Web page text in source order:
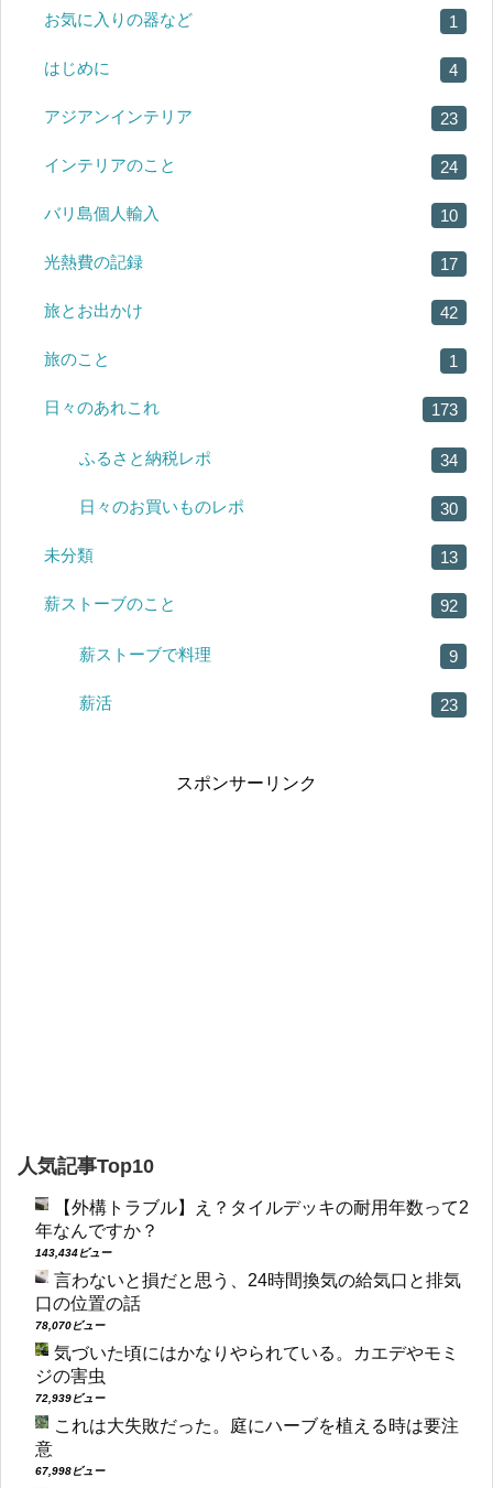
お気に入りの器など 1
はじめに 4
アジアンインテリア 23
インテリアのこと 24
バリ島個人輸入 10
光熱費の記録 17
旅とお出かけ 42
旅のこと 1
日々のあれこれ 173
ふるさと納税レポ 34
日々のお買いものレポ 30
未分類 13
薪ストーブのこと 92
薪ストーブで料理 9
薪活 23
スポンサーリンク
人気記事Top10
【外構トラブル】え？タイルデッキの耐用年数って2
年なんですか？
143,434ビュー
言わないと損だと思う、24時間換気の給気口と排気
口の位置の話
78,070ビュー
気づいた頃にはかなりやられている。カエデやモミ
ジの害虫
72,939ビュー
これは大失敗だった。庭にハーブを植える時は要注
意
67,998ビュー